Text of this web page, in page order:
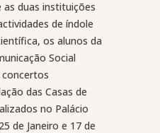
duas instituições
de índole
os alunos da
Social
das Casas de
no Palácio
de Janeiro e 17 de